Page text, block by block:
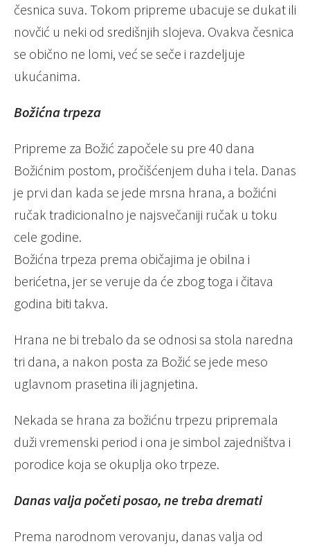
česnica suva. Tokom pripreme ubacuje se dukat ili
novčić u neki od središnjih slojeva. Ovakva česnica
se obično ne lomi, već se seče i razdeljuje
ukućanima.
Božićna trpeza
Pripreme za Božić započele su pre 40 dana
Božićnim postom, pročišćenjem duha i tela. Danas
je prvi dan kada se jede mrsna hrana, a božićni
ručak tradicionalno je najsvečaniji ručak u toku
cele godine.
Božićna trpeza prema običajima je obilna i
berićetna, jer se veruje da će zbog toga i čitava
godina biti takva.
Hrana ne bi trebalo da se odnosi sa stola naredna
tri dana, a nakon posta za Božić se jede meso
uglavnom prasetina ili jagnjetina.
Nekada se hrana za božićnu trpezu pripremala
duži vremenski period i ona je simbol zajedništva i
porodice koja se okuplja oko trpeze.
Danas valja početi posao, ne treba dremati
Prema narodnom verovanju, danas valja od